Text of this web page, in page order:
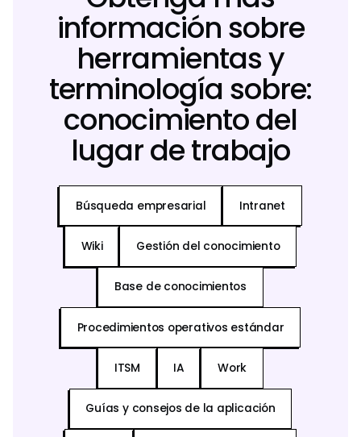
información sobre
herramientas y
terminología sobre:
conocimiento del
lugar de trabajo
Búsqueda empresarial Intranet
Wiki Gestión del conocimiento
Base de conocimientos
Procedimientos operativos estándar
ITSM IA Work
Guías y consejos de la aplicación